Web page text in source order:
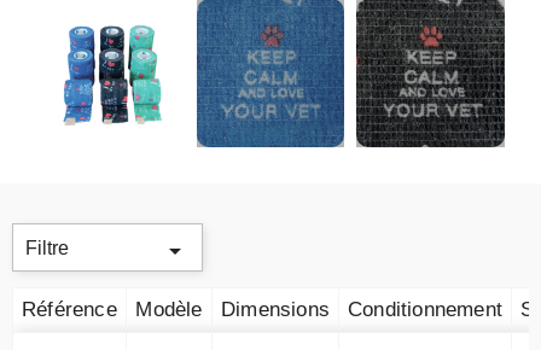
Filtre 
Référence Modèle Dimensions Conditionnement